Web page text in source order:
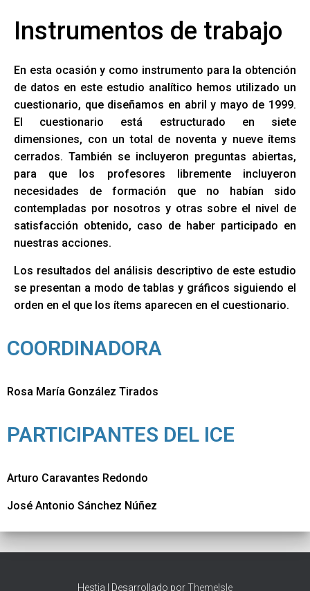
Instrumentos de trabajo
En esta ocasión y como instrumento para la obtención
de datos en este estudio analítico hemos utilizado un
cuestionario, que diseñamos en abril y mayo de 1999.
El cuestionario está estructurado en siete
dimensiones, con un total de noventa y nueve ítems
cerrados. También se incluyeron preguntas abiertas,
para que los profesores libremente incluyeron
necesidades de formación que no habían sido
contempladas por nosotros y otras sobre el nivel de
satisfacción obtenido, caso de haber participado en
nuestras acciones.
Los resultados del análisis descriptivo de este estudio
se presentan a modo de tablas y gráficos siguiendo el
orden en el que los ítems aparecen en el cuestionario.
COORDINADORA
Rosa María González Tirados
PARTICIPANTES DEL ICE
Arturo Caravantes Redondo
José Antonio Sánchez Núñez
Hestia | Desarrollado porThemeIsle